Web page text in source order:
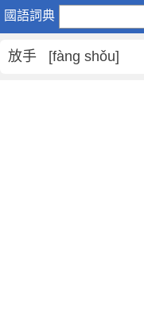
國語詞典
放
是
什
放手 [fàng shǒu]